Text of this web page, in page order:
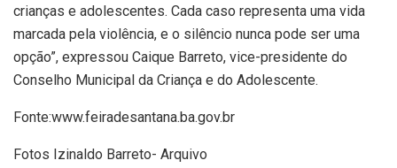
crianças e adolescentes. Cada caso representa uma vida
marcada pela violência, e o silêncio nunca pode ser uma
opção”, expressou Caique Barreto, vice-presidente do
Conselho Municipal da Criança e do Adolescente.
Fonte:www.feiradesantana.ba.gov.br
Fotos Izinaldo Barreto- Arquivo